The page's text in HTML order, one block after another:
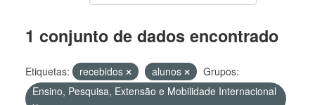
1 conjunto de dados encontrado
Etiquetas: recebidos alunos
Grupos:
Ensino, Pesquisa, Extensão e Mobilidade Internacional